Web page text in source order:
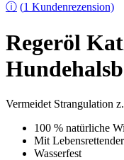
ⓘ (1 Kundenrezension)
Regeröl
Vermeidet Strangulation
100 % natürliche
Mit
Wasserfest